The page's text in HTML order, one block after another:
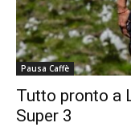
Pausa Caffè
Tutto pronto a
Super 3